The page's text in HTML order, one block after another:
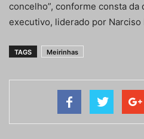
concelho”, conforme consta da
executivo, liderado por Narciso
TAGS Meirinhas